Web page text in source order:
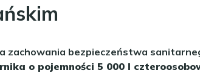
zachowania bezpieczeństwa
o pojemności 5 000 l